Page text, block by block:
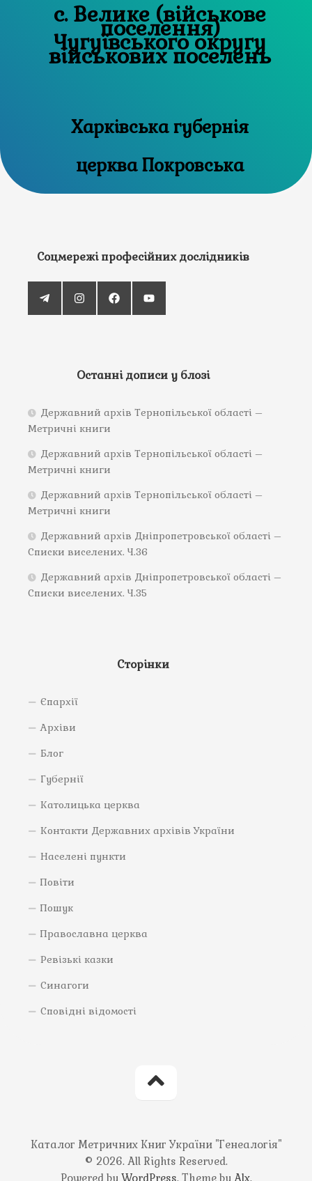
с. Велике (військове
поселення)
Чугуївського округу
військових поселень
Харківська губернія
церква Покровська
Соцмережі професійних дослідників
Останні дописи у блозі
Державний архів Тернопільської області –
Метричні книги
Державний архів Тернопільської області –
Метричні книги
Державний архів Тернопільської області –
Метричні книги
Державний архів Дніпропетровської області –
Списки виселених. Ч.36
Державний архів Дніпропетровської області –
Списки виселених. Ч.35
Сторінки
Єпархії
Архіви
Блог
Губернії
Католицька церква
Контакти Державних архівів України
Населені пункти
Повіти
Пошук
Православна церква
Ревізькі казки
Синагоги
Сповідні відомості
Каталог Метричних Книг України "Генеалогія"
© 2026. All Rights Reserved.
Powered by WordPress. Theme by Alx.